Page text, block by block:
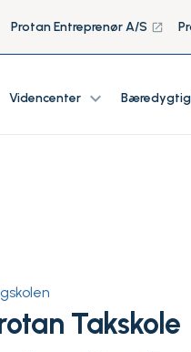
Protan Entreprenør A/S launch
Videncenter expand_more
Takskole